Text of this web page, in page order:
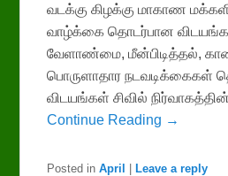
வடக்கு கிழக்கு மாகாண
வாழ்க்கை தொடர்பான
வேளாண்மை, மீன்பிடித்தல்,
பொருளாதார நடவடிக்கைகள்
விடயங்கள் சிவில்
Continue Reading →
Posted in April |Leave a reply